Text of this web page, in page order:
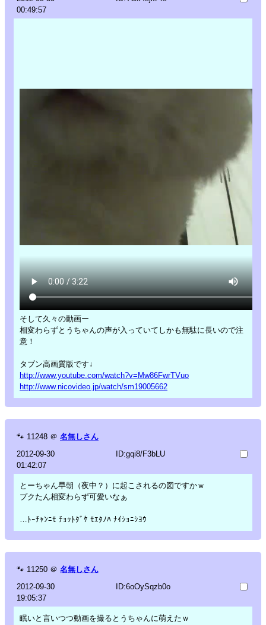
00:49:57
そして久々の動画ー
相変わらずとうちゃんの声が入っていてしかも無駄に長いので注
意！
タブン高画質版です↓
http://www.youtube.com/watch?v=Mw86FwrTVuo
http://www.nicovideo.jp/watch/sm19005662
🐾 11248 ＠ 名無しさん
2012-09-30
01:42:07
ID:gqi8/F3bLU
とーちゃん早朝（夜中？）に起こされるの図ですかｗ
プクたん相変わらず可愛いなぁ
…ﾄｰﾁｬﾝﾆﾓ ﾁｮｯﾄﾀﾞｹ ﾓｴﾀﾉﾊ ﾅｲｼｮﾆｼﾖｳ
🐾 11250 ＠ 名無しさん
2012-09-30
19:05:37
ID:6oOySqzb0o
眠いと言いつつ動画を撮るとうちゃんに萌えたｗ